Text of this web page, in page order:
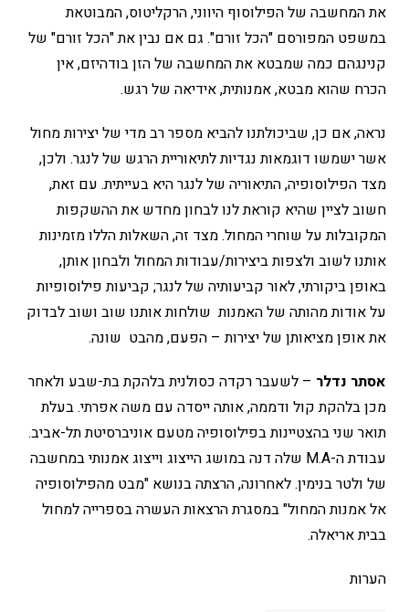
את המחשבה של הפילוסוף היווני, הרקליטוס, המבוטאת
במשפט המפורסם "הכל זורם". גם אם נבין את "הכל זורם" של
קנינגהם כמה שמבטא את המחשבה של הזן בודהיזם, אין
הכרח שהוא מבטא, אמנותית, אידיאה של רגש.
נראה, אם כן, שביכולתנו להביא מספר רב מדי של יצירות מחול
אשר ישמשו דוגמאות נגדיות לתיאוריית הרגש של לנגר. ולכן,
מצד הפילוסופיה, התיאוריה של לנגר היא בעייתית. עם זאת,
חשוב לציין שהיא קוראת לנו לבחון מחדש את ההשקפות
המקובלות על שוחרי המחול. מצד זה, השאלות הללו מזמינות
אותנו לשוב ולצפות ביצירות/עבודות המחול ולבחון אותן,
באופן ביקורתי, לאור קביעותיה של לנגר; קביעות פילוסופיות
על אודות מהותה של האמנות שולחות אותנו שוב ושוב לבדוק
את אופן מציאותן של יצירות – הפעם, מהבט שונה.
אסתר נדלר – לשעבר רקדה כסולנית בלהקת בת-שבע ולאחר
מכן בלהקת קול ודממה, אותה ייסדה עם משה אפרתי. בעלת
תואר שני בהצטיינות בפילוסופיה מטעם אוניברסיטת תל-אביב.
עבודת ה-M.A שלה דנה במושג הייצוג וייצוג אמנותי במחשבה
של ולטר בנימין. לאחרונה, הרצתה בנושא "מבט מהפילוסופיה
אל אמנות המחול" במסגרת הרצאות העשרה בספרייה למחול
בבית אריאלה.
הערות